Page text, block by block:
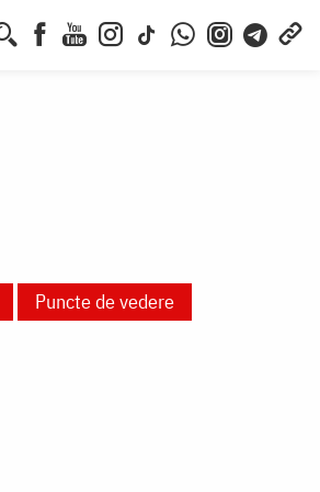
Puncte de vedere